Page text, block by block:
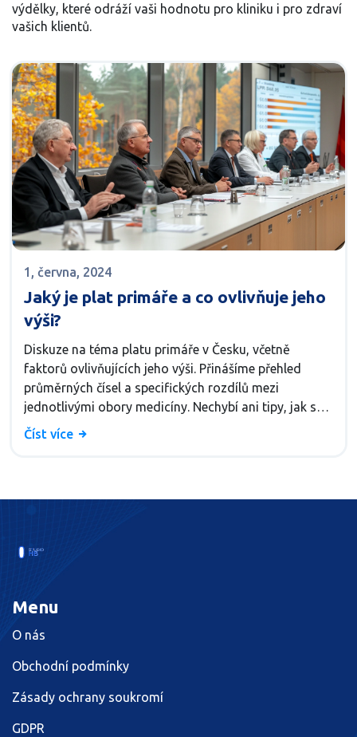
výdělky, které odráží vaši hodnotu pro kliniku i pro zdraví
vašich klientů.
1, června, 2024
Jaký je plat primáře a co ovlivňuje jeho
výši?
Diskuze na téma platu primáře v Česku, včetně
faktorů ovlivňujících jeho výši. Přinášíme přehled
průměrných čísel a specifických rozdílů mezi
jednotlivými obory medicíny. Nechybí ani tipy, jak se
stát primářem a jak se pohybují platy v různých
Číst více
Menu
O nás
Obchodní podmínky
Zásady ochrany soukromí
GDPR